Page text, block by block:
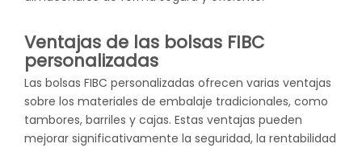
Ventajas de las bolsas FIBC
personalizadas
Las bolsas FIBC personalizadas ofrecen varias ventajas
sobre los materiales de embalaje tradicionales, como
tambores, barriles y cajas. Estas ventajas pueden
mejorar significativamente la seguridad, la rentabilidad